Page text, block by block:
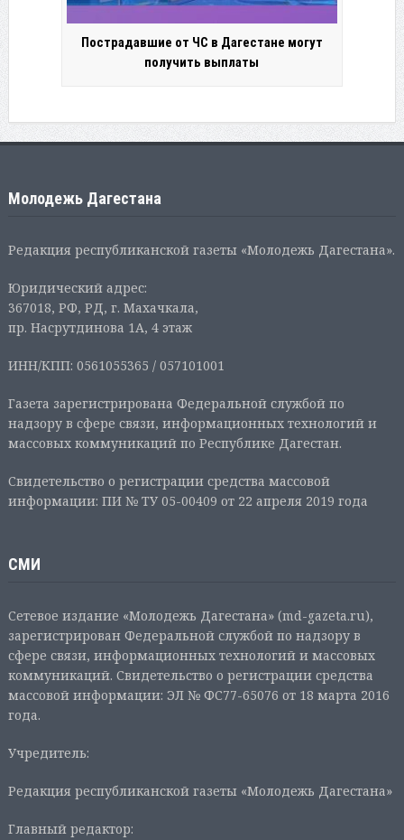
Пострадавшие от ЧС в Дагестане могут
получить выплаты
Молодежь Дагестана
Редакция республиканской газеты «Молодежь Дагестана».
Юридический адрес:
367018, РФ, РД, г. Махачкала,
пр. Насрутдинова 1А, 4 этаж
ИНН/КПП: 0561055365 / 057101001
Газета зарегистрирована Федеральной службой по
надзору в сфере связи, информационных технологий и
массовых коммуникаций по Республике Дагестан.
Свидетельство о регистрации средства массовой
информации: ПИ № ТУ 05-00409 от 22 апреля 2019 года
СМИ
Сетевое издание «Молодежь Дагестана» (md-gazeta.ru),
зарегистрирован Федеральной службой по надзору в
сфере связи, информационных технологий и массовых
коммуникаций. Свидетельство о регистрации средства
массовой информации: ЭЛ № ФС77-65076 от 18 марта 2016
года.
Учредитель:
Редакция республиканской газеты «Молодежь Дагестана»
Главный редактор: